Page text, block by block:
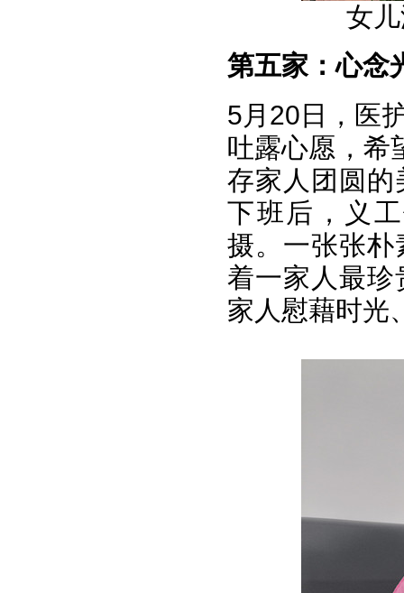
女
第五家：心念
5月20日，医
吐露心愿，希
存家人团圆
下班后，义
摄。一张张
着一家人最
家人慰藉时光